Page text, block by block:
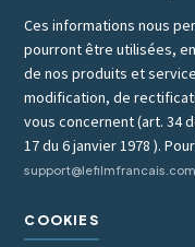
Ces informations nous
pourront être utilisées,
de nos produits et
modification, de
vous concernent (art. 34
17 du 6 janvier 1978 ).
support@lefilmfrancais.com
COOKIES